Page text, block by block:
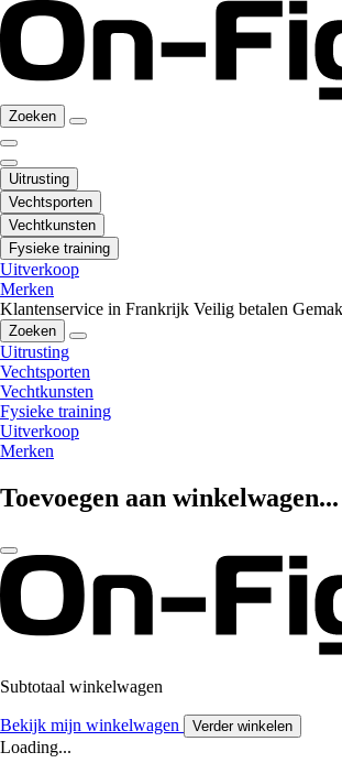
Zoeken
Uitrusting
Vechtsporten
Vechtkunsten
Fysieke training
Uitverkoop
Merken
Klantenservice in Frankrijk Veilig betalen
Zoeken
Uitrusting
Vechtsporten
Vechtkunsten
Fysieke training
Uitverkoop
Merken
Toevoegen aan winkelwagen...
Subtotaal winkelwagen
Bekijk mijn winkelwagen Verder winkelen
Loading...